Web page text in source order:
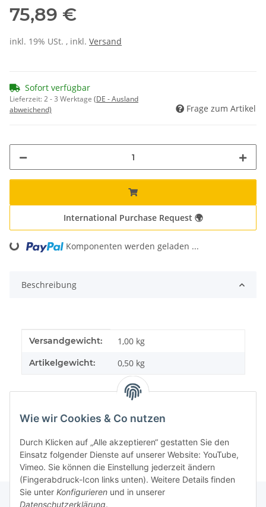
Wie wir Cookies & Co nutzen
Durch Klicken auf „Alle akzeptieren“ gestatten Sie den
Einsatz folgender Dienste auf unserer Website: YouTube,
Vimeo. Sie können die Einstellung jederzeit ändern
(Fingerabdruck-Icon links unten). Weitere Details finden
Sie unter Konfigurieren und in unserer
Datenschutzerklärung.
75,89 €
inkl. 19% USt. , inkl. Versand
Sofort verfügbar
Lieferzeit:2 - 3 Werktage (DE - Ausland
abweichend)
Frage zum Artikel
International Purchase Request 🌍
Loading... Komponenten werden geladen ...
Beschreibung
Produkteigenschaft
Wert
Versandgewicht: 1,00 kg
Artikelgewicht: 0,50 kg